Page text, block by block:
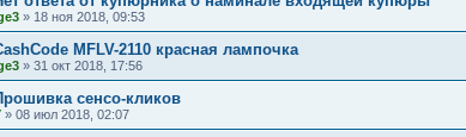
» 18 ноя 2018, 09:53
MFLV-2110 красная лампочка
» 31 окт 2018, 17:56
сенсо-кликов
» 08 июл 2018, 02:07